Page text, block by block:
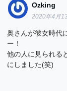
Ozking
2020年4月
奥さんが彼女時代
ー！
他の人に見られる
にしました(笑)